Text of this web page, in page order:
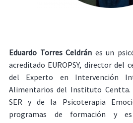
Eduardo Torres Celdrán es un
acreditado EUROPSY, director del
del Experto en Intervención
Alimentarios del Instituto Centta.
SER y de la Psicoterapia
programas de formación y